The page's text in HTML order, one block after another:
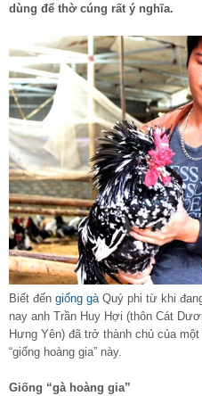
dùng để thờ cúng rất ý nghĩa.
Biết đến giống gàQuý phi từ khi
nay anh Trần Huy Hợi (thôn Cát
Hưng Yên) đã trở thành chủ của
“giống hoàng gia” này.
Giống “gà hoàng gia”